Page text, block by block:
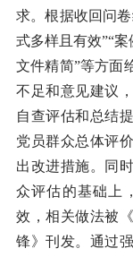
求。根据收回问
式多样且有效”“
文件精简”等方面
不足和意见建议
自查评估和总结
党员群众总体评
出改进措施。同
众评估的基础上
效，相关做法被
锋》刊发。通过